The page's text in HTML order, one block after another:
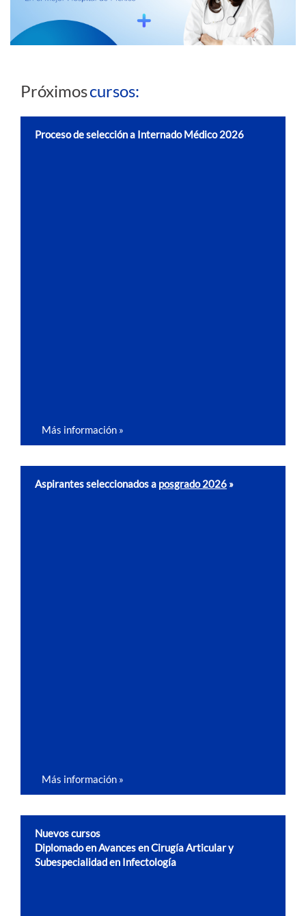
Próximoscursos:
Proceso de selección a Internado Médico 2026
Más información »
Aspirantes seleccionados a posgrado 2026 »
Más información »
Nuevos cursos
Diplomado en Avances en Cirugía Articular y
Subespecialidad en Infectología